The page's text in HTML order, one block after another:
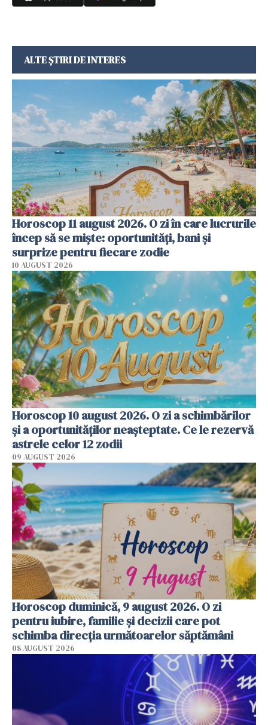
ALTE ȘTIRI DE INTERES
Horoscop 11 august 2026. O zi în care lucrurile
încep să se miște: oportunități, bani și
surprize pentru fiecare zodie
10 AUGUST 2026
Horoscop 10 august 2026. O zi a schimbărilor
și a oportunităților neașteptate. Ce le rezervă
astrele celor 12 zodii
09 AUGUST 2026
Horoscop duminică, 9 august 2026. O zi
pentru iubire, familie și decizii care pot
schimba direcția următoarelor săptămâni
08 AUGUST 2026